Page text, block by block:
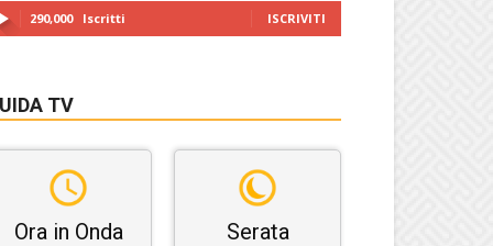
290,000 Iscritti ISCRIVITI
TV
Ora in Onda Serata